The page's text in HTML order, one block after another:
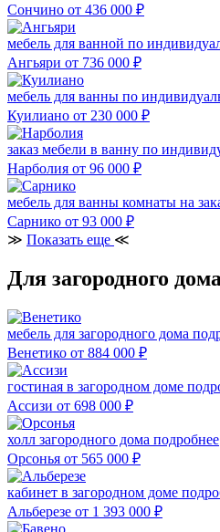
Сончино от 436 000 ₽
мебель для ванной по
Ангьяри от 736 000 ₽
мебель для ванны по
Куилиано от 230 000 ₽
заказ мебели в ванну по
Нарболия от 96 000 ₽
мебель для ванны комнаты на
Сарнико от 93 000 ₽
≫ Показать еще ≪
Для загородного дома
мебель для загородного дома
Венетико от 884 000 ₽
гостиная в загородном доме
Ассизи от 698 000 ₽
холл загородного дома подробнее
Орсонья от 565 000 ₽
кабинет в загородном доме
Альберезе от 1 393 000 ₽